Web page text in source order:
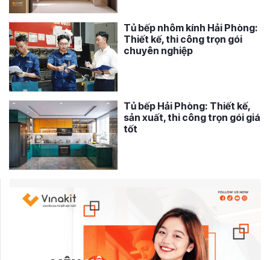
Tủ bếp nhôm kính Hải Phòng:
Thiết kế, thi công trọn gói
chuyên nghiệp
Tủ bếp Hải Phòng: Thiết kế,
sản xuất, thi công trọn gói giá
tốt